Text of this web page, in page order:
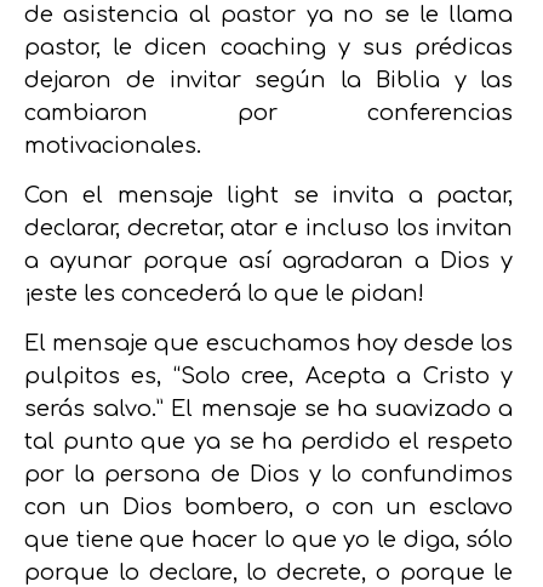
de asistencia al pastor ya no se le llama
pastor, le dicen coaching y sus prédicas
dejaron de invitar según la Biblia y las
cambiaron por conferencias
motivacionales.
Con el mensaje light se invita a pactar,
declarar, decretar, atar e incluso los invitan
a ayunar porque así agradaran a Dios y
¡este les concederá lo que le pidan!
El mensaje que escuchamos hoy desde los
pulpitos es, “Solo cree, Acepta a Cristo y
serás salvo.” El mensaje se ha suavizado a
tal punto que ya se ha perdido el respeto
por la persona de Dios y lo confundimos
con un Dios bombero, o con un esclavo
que tiene que hacer lo que yo le diga, sólo
porque lo declare, lo decrete, o porque le